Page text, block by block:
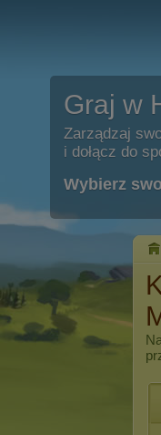
Graj w
Zarządzaj
i dołącz do
Wybierz